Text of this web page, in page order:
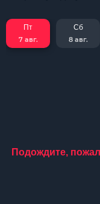
Пт
7 авг.
Сб
8 авг.
Подождите,